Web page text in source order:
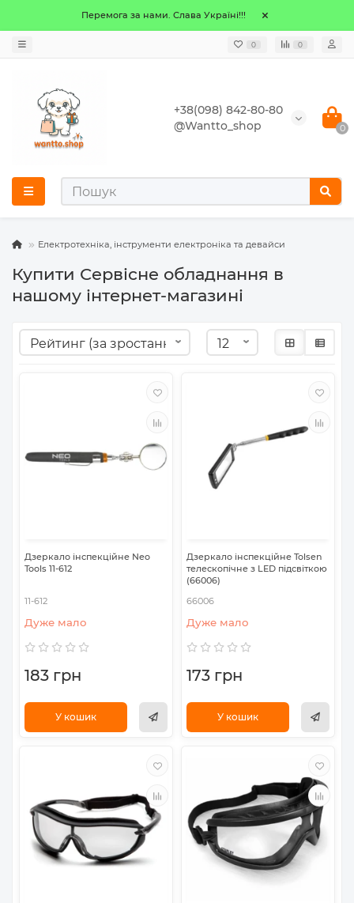
Перемога за нами. Слава Україні!!!
0 0
+38(098) 842-80-80
@Wantto_shop
0
Електротехніка, інструменти електроніка та девайси
Купити Сервісне обладнання в
нашому інтернет-магазині
Дзеркало інспекційне Neo
Tools 11-612
11-612
Дуже мало
183 грн
У кошик
Дзеркало інспекційне Tolsen
телескопічне з LED підсвіткою
(66006)
66006
Дуже мало
173 грн
У кошик